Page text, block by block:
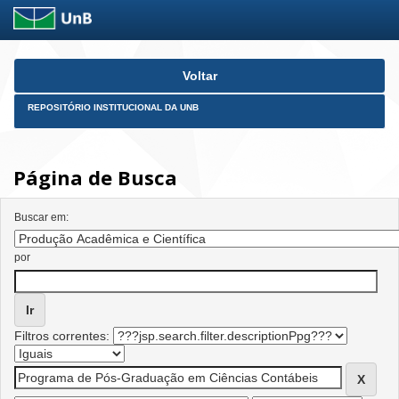
Skip
Voltar
REPOSITÓRIO INSTITUCIONAL DA UNB
Página de Busca
Buscar em:
por
Filtros correntes: